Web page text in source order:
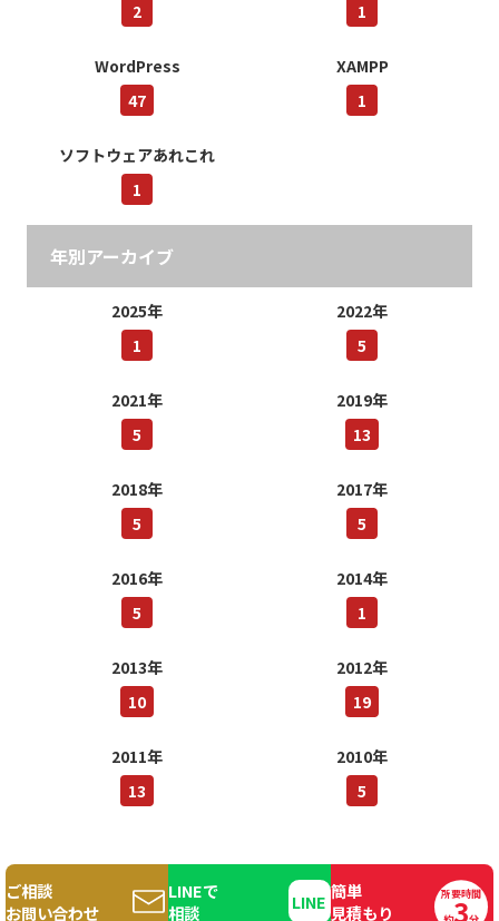
2
1
WordPress
47
XAMPP
1
ソフトウェアあれこれ
1
年別アーカイブ
2025年
1
2022年
5
2021年
5
2019年
13
2018年
5
2017年
5
2016年
5
2014年
1
2013年
10
2012年
19
2011年
13
2010年
5
ご相談
お問い合わせ
LINEで
相談
簡単
見積もり
所要時間
3
Copyright© 2016 560DESIGNS. All Rights Reserved.